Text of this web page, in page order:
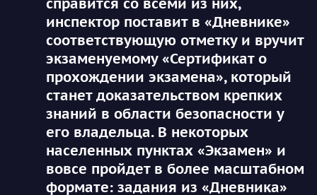
инспектор поставит в «Дневнике»
соответствующую отметку и вручит
экзаменуемому «Сертификат о
прохождении экзамена», который
станет доказательством крепких
знаний в области безопасности у
его владельца. В некоторых
населенных пунктах «Экзамен» и
вовсе пройдет в более масштабном
формате: задания из «Дневника»